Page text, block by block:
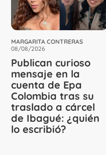
MARGARITA CONTRERAS
08/08/2026
Publican curioso
mensaje en la
cuenta de Epa
Colombia tras su
traslado a cárcel
de Ibagué: ¿quién
lo escribió?